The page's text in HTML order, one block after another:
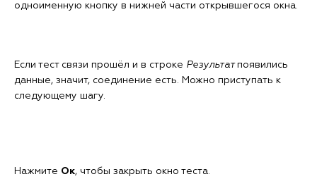
одноименную кнопку в нижней части открывшегося окна.
Если тест связи прошёл и в строке Результатпоявились
данные, значит, соединение есть. Можно приступать к
следующему шагу.
Нажмите Ок, чтобы закрыть окно теста.